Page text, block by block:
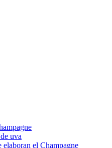
uva
elaboran el Champagne